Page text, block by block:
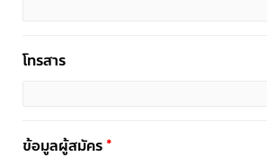
โทรสาร
ข้อมูลผู้สมัคร *